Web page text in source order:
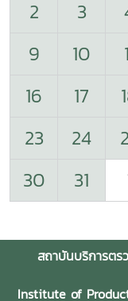
2
3
9
10
16
17
23
24
30
31
สถาบันบริการต
Institute of